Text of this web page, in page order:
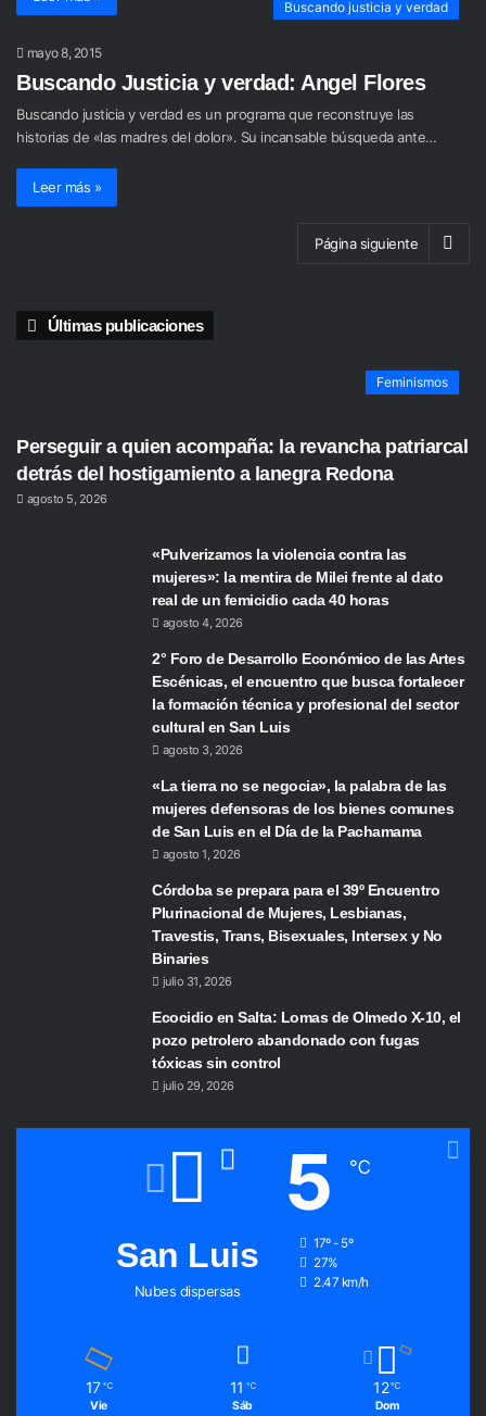
Buscando justicia y verdad
mayo 8, 2015
Buscando Justicia y verdad: Angel Flores
Buscando justicia y verdad es un programa que reconstruye las
historias de «las madres del dolor». Su incansable búsqueda ante…
Leer más »
Página siguiente
Últimas publicaciones
Feminismos
Perseguir a quien acompaña: la revancha patriarcal
detrás del hostigamiento a lanegra Redona
agosto 5, 2026
«Pulverizamos la violencia contra las
mujeres»: la mentira de Milei frente al dato
real de un femicidio cada 40 horas
agosto 4, 2026
2° Foro de Desarrollo Económico de las Artes
Escénicas, el encuentro que busca fortalecer
la formación técnica y profesional del sector
cultural en San Luis
agosto 3, 2026
«La tierra no se negocia», la palabra de las
mujeres defensoras de los bienes comunes
de San Luis en el Día de la Pachamama
agosto 1, 2026
Córdoba se prepara para el 39º Encuentro
Plurinacional de Mujeres, Lesbianas,
Travestis, Trans, Bisexuales, Intersex y No
Binaries
julio 31, 2026
Ecocidio en Salta: Lomas de Olmedo X-10, el
pozo petrolero abandonado con fugas
tóxicas sin control
julio 29, 2026
San Luis
Nubes dispersas
5 ℃
17º - 5º
27%
2.47 km/h
17 ℃
Vie
11 ℃
Sáb
12 ℃
Dom